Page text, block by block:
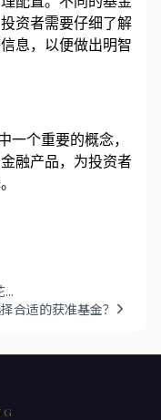
资者需要仔细了解
息，以便做出明智
个重要的概念，
融产品，为投资者
合适的获准基金？